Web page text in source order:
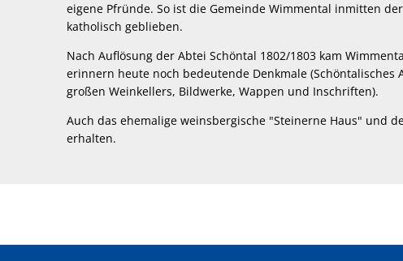
eigene Pfründe. So ist die Gemeinde Wimmental inmitten
katholisch geblieben.
Nach Auflösung der Abtei Schöntal 1802/1803 kam
erinnern heute noch bedeutende Denkmale (Schöntalisches
großen Weinkellers, Bildwerke, Wappen und Inschriften).
Auch das ehemalige weinsbergische "Steinerne Haus" und
erhalten.